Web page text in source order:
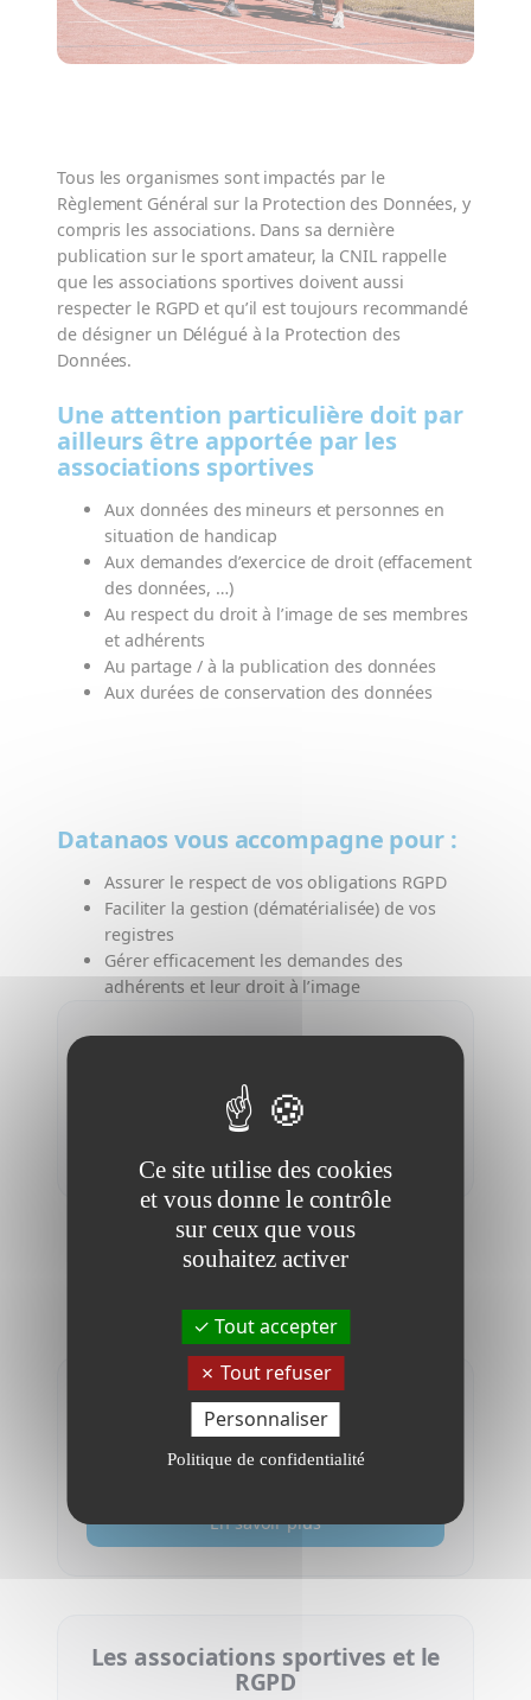
Tous les organismes sont impactés par le
Règlement Général sur la Protection des Données, y
compris les associations. Dans sa dernière
publication sur le sport amateur, la CNIL rappelle
que les associations sportives doivent aussi
respecter le RGPD et qu’il est toujours recommandé
de désigner un Délégué à la Protection des
Données.
Une attention particulière doit par
ailleurs être apportée par les
associations sportives
Aux données des mineurs et personnes en
situation de handicap
Aux demandes d’exercice de droit (effacement
des données, …)
Au respect du droit à l’image de ses membres
et adhérents
Au partage / à la publication des données
Aux durées de conservation des données
Datanaos vous accompagne pour :
Assurer le respect de vos obligations RGPD
Faciliter la gestion (dématérialisée) de vos
registres
Gérer efficacement les demandes des
adhérents et leur droit à l’image
associations sportives
En savoir plus
DPO pour les associations
sportives
Notre offre RGPD dédiée aux associations
En savoir plus
Les associations sportives et le
RGPD
Ce site utilise des cookies
et vous donne le contrôle
sur ceux que vous
souhaitez activer
Tout accepter
Tout refuser
Personnaliser
Politique de confidentialité